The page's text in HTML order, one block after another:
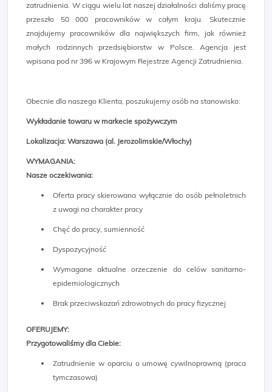
zatrudnienia. W ciągu wielu lat naszej działalności daliśmy pracę
przeszło 50 000 pracowników w całym kraju. Skutecznie
znajdujemy pracowników dla największych firm, jak również
małych rodzinnych przedsiębiorstw w Polsce. Agencja jest
wpisana pod nr 396 w Krajowym Rejestrze Agencji Zatrudnienia.
Obecnie dla naszego Klienta, poszukujemy osób na stanowisko:
Wykładanie towaru w markecie spożywczym
Lokalizacja: Warszawa (al. Jerozolimskie/Włochy)
WYMAGANIA:
Nasze oczekiwania:
Oferta pracy skierowana wyłącznie do osób pełnoletnich
z uwagi na charakter pracy
Chęć do pracy, sumienność
Dyspozycyjność
Wymagane aktualne orzeczenie do celów sanitarno-
epidemiologicznych
Brak przeciwskazań zdrowotnych do pracy fizycznej
OFERUJEMY:
Przygotowaliśmy dla Ciebie:
Zatrudnienie w oparciu o umowę cywilnoprawną (praca
tymczasowa)